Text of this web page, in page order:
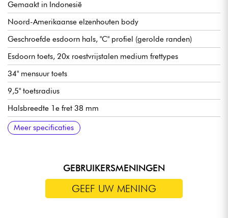
Gemaakt in Indonesië
Noord-Amerikaanse elzenhouten body
Geschroefde esdoorn hals, "C" profiel (gerolde randen)
Esdoorn toets, 20x roestvrijstalen medium frettypes
34" mensuur toets
9,5" toetsradius
Halsbreedte 1e fret 38 mm
Sire Super-PJ Revolution Pickup set
Sire Marcus Heritage-3 voorversterker, schakelbaar
actief/passief (18v via 2x 9v batterijen)
Volumeregelaar
Toon (concentrische potentiometer)
Mic balans
Hoge tonen
Middentonen/middenfrequentie (concentrische potentiometer)
Bas
Mini-selector (actieve / passieve standen)
Sire Marcus Miller Modern-S Bas brug
Sire Premium lichtgewicht open stemmechanieken
Been kam
Hoogglans body afwerking
Satijnen hals
Meer specificaties
GEBRUIKERSMENINGEN
GEEF UW MENING